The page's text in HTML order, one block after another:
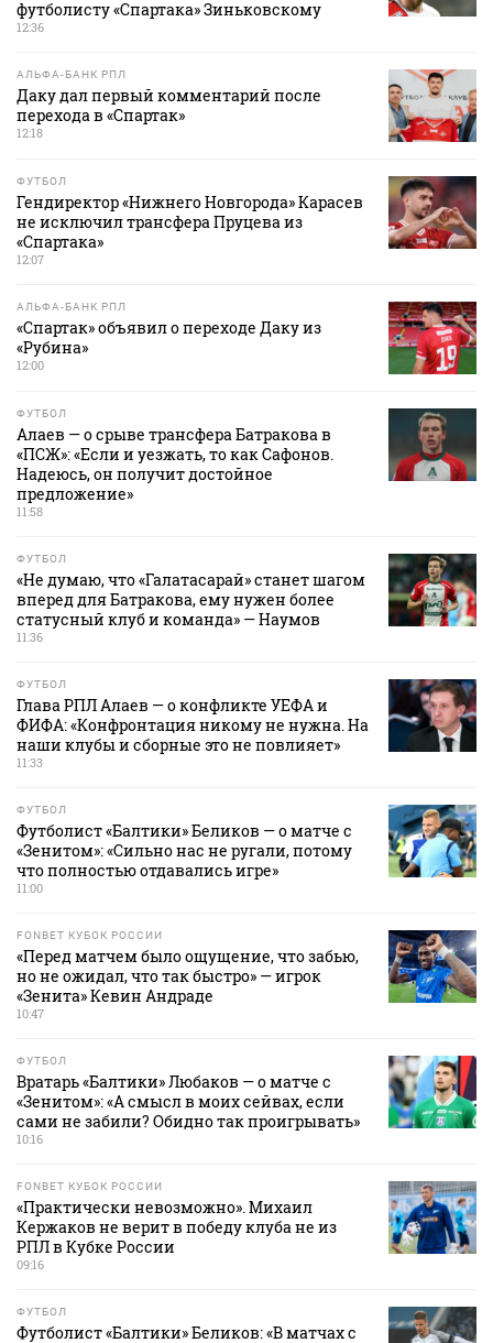
футболисту «Спартака» Зиньковскому
12:36
АЛЬФА-БАНК РПЛ
Даку дал первый комментарий после
перехода в «Спартак»
12:18
ФУТБОЛ
Гендиректор «Нижнего Новгорода» Карасев
не исключил трансфера Пруцева из
«Спартака»
12:07
АЛЬФА-БАНК РПЛ
«Спартак» объявил о переходе Даку из
«Рубина»
12:00
ФУТБОЛ
Алаев — о срыве трансфера Батракова в
«ПСЖ»: «Если и уезжать, то как Сафонов.
Надеюсь, он получит достойное
предложение»
11:58
ФУТБОЛ
«Не думаю, что «Галатасарай» станет шагом
вперед для Батракова, ему нужен более
статусный клуб и команда» — Наумов
11:36
ФУТБОЛ
Глава РПЛ Алаев — о конфликте УЕФА и
ФИФА: «Конфронтация никому не нужна. На
наши клубы и сборные это не повлияет»
11:33
ФУТБОЛ
Футболист «Балтики» Беликов — о матче с
«Зенитом»: «Сильно нас не ругали, потому
что полностью отдавались игре»
11:00
FONBET КУБОК РОССИИ
«Перед матчем было ощущение, что забью,
но не ожидал, что так быстро» — игрок
«Зенита» Кевин Андраде
10:47
ФУТБОЛ
Вратарь «Балтики» Любаков — о матче с
«Зенитом»: «А смысл в моих сейвах, если
сами не забили? Обидно так проигрывать»
10:16
FONBET КУБОК РОССИИ
«Практически невозможно». Михаил
Кержаков не верит в победу клуба не из
РПЛ в Кубке России
09:16
ФУТБОЛ
Футболист «Балтики» Беликов: «В матчах с